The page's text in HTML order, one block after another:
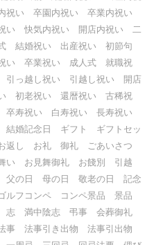
祝い 卒園内祝い 卒業内祝い
い 快気内祝い 開店内祝い 二
結婚祝い 出産祝い 初節句
い 卒業祝い 成人式 就職祝
っ越し祝い 引越し祝い 開店
初老祝い 還暦祝い 古稀祝
寿祝い 白寿祝い 長寿祝い
婚記念日 ギフト ギフトセッ
返し お礼 御礼 ごあいさつ
い お見舞御礼 お餞別 引越
の日 母の日 敬老の日 記念
ルフコンペ コンペ景品 景品
志 満中陰志 弔事 会葬御礼
事 法事引き出物 法事引出物